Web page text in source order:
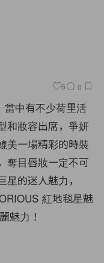
6 0
當中有不少荷里活
和妝容出席，爭妍
美一場精彩的時裝
奪目唇妝一定不可
的迷人魅力，
紅地毯星魅
魅力！